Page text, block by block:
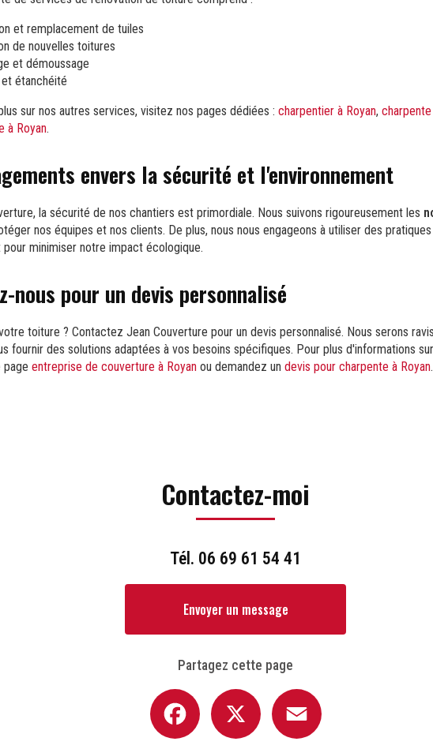
et remplacement de tuiles
de nouvelles toitures
et démoussage
et étanchéité
sur nos autres services, visitez nos pages dédiées : charpentier à Royan, charpente
à Royan.
envers la sécurité et l'environnement
la sécurité de nos chantiers est primordiale. Nous suivons rigoureusement les
nos équipes et nos clients. De plus, nous nous engageons à utiliser des
pour minimiser notre impact écologique.
nous pour un devis personnalisé
toiture ? Contactez Jean Couverture pour un devis personnalisé. Nous serons
fournir des solutions adaptées à vos besoins spécifiques. Pour plus d'informations
entreprise de couverture à Royan ou demandez un devis pour charpente à Royan.
Contactez-moi
Tél. 06 69 61 54 41
Envoyer un message
Partagez cette page
Facebook